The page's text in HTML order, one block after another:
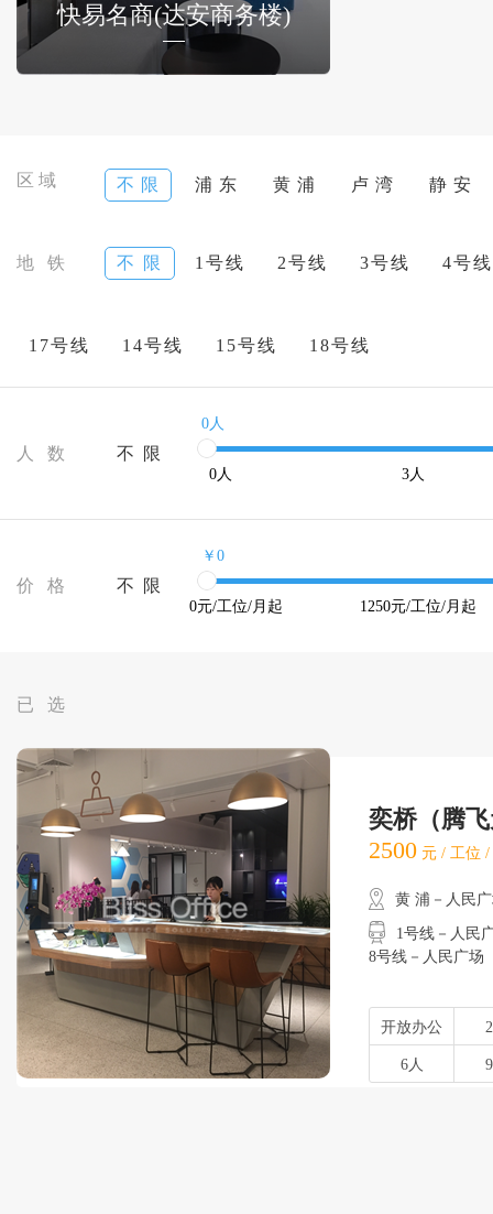
快易名商(达安商务楼)
区域 不 限 浦 东 黄 浦 卢 湾 静 安
地 铁 不 限 1号线 2号线 3号线 4号线
17号线 14号线 15号线 18号线
人 数 不 限
0人
0人 3人
价 格 不 限
￥0
0元/工位/月起 1250元/工位/月起
已 选
奕桥（腾
2500 元 / 工位
黄 浦－人民
1号线－人民广
8号线－人民广场
开放办公
6人